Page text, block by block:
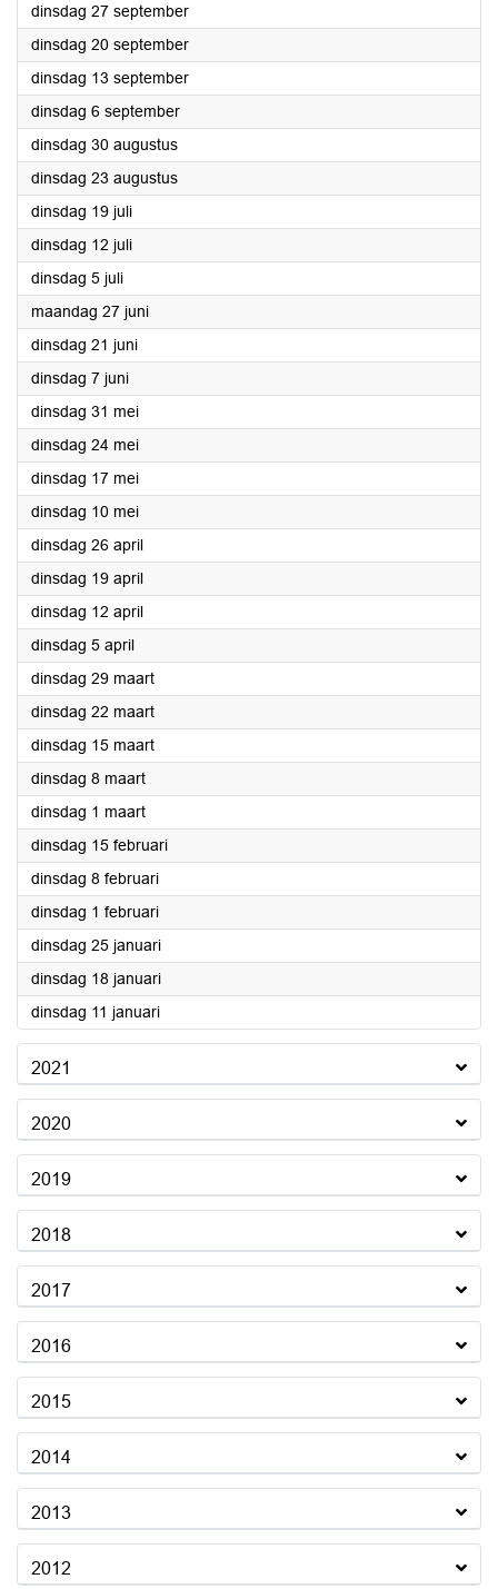
dinsdag 27 september2022
dinsdag 20 september2022
dinsdag 13 september2022
dinsdag 6 september2022
dinsdag 30 augustus2022
dinsdag 23 augustus2022
dinsdag 19 juli2022
dinsdag 12 juli2022
dinsdag 5 juli2022
maandag 27 juni2022
dinsdag 21 juni2022
dinsdag 7 juni2022
dinsdag 31 mei2022
dinsdag 24 mei2022
dinsdag 17 mei2022
dinsdag 10 mei2022
dinsdag 26 april2022
dinsdag 19 april2022
dinsdag 12 april2022
dinsdag 5 april2022
dinsdag 29 maart2022
dinsdag 22 maart2022
dinsdag 15 maart2022
dinsdag 8 maart2022
dinsdag 1 maart2022
dinsdag 15 februari2022
dinsdag 8 februari2022
dinsdag 1 februari2022
dinsdag 25 januari2022
dinsdag 18 januari2022
dinsdag 11 januari2022
2021
2020
2019
2018
2017
2016
2015
2014
2013
2012